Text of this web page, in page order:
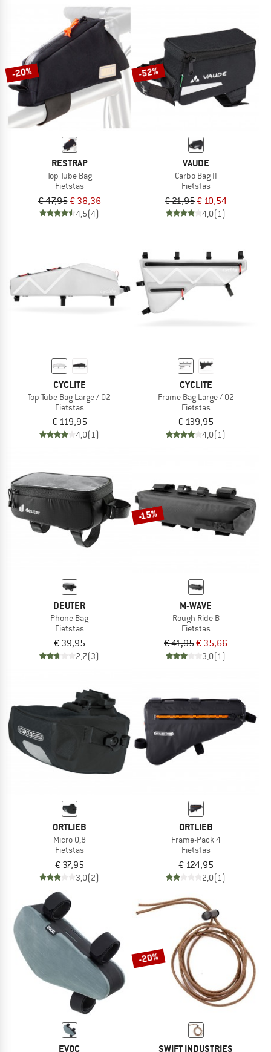
-20%
RESTRAP
Top Tube Bag
Fietstas
€ 47,95€ 38,36
4,5(4)
-52%
VAUDE
Carbo Bag II
Fietstas
€ 21,95€ 10,54
4,0(1)
CYCLITE
Top Tube Bag Large / 02
Fietstas
€ 119,95
4,0(1)
CYCLITE
Frame Bag Large / 02
Fietstas
€ 139,95
4,0(1)
DEUTER
Phone Bag
Fietstas
€ 39,95
2,7(3)
-15%
M-WAVE
Rough Ride B
Fietstas
€ 41,95€ 35,66
3,0(1)
ORTLIEB
Micro 0,8
Fietstas
€ 37,95
3,0(2)
ORTLIEB
Frame-Pack 4
Fietstas
€ 124,95
2,0(1)
EVOC
-20%
SWIFT INDUSTRIES